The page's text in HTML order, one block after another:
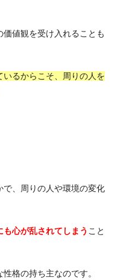
値観を受け入れることも
るからこそ、周りの人を
、周りの人や環境の変化
心が乱されてしまう こと
格の持ち主なのです。